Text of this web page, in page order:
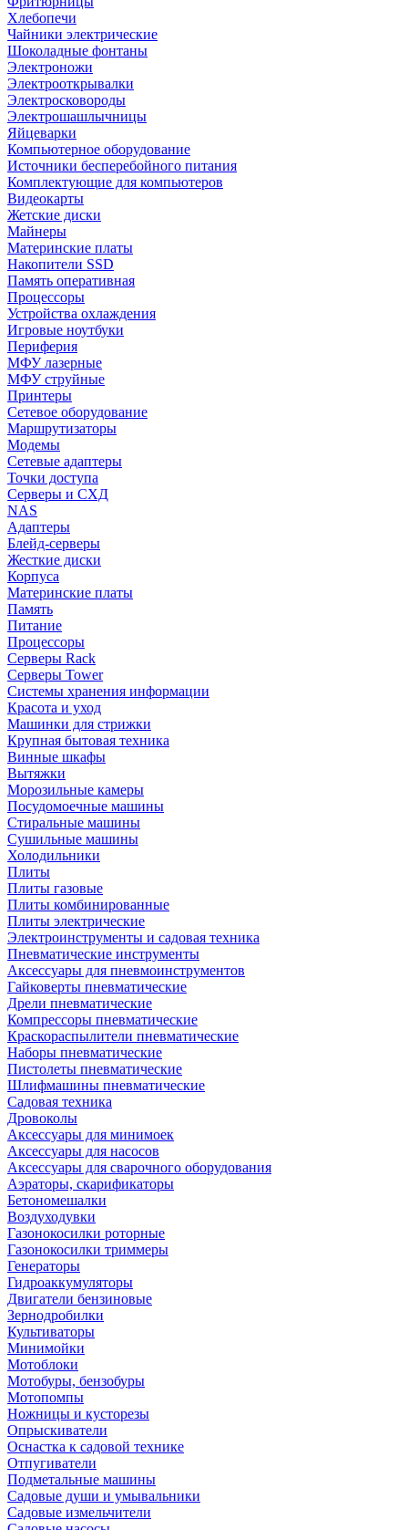
Хлебопечи
Чайники электрические
Шоколадные фонтаны
Электроножи
Электрооткрывалки
Электросковороды
Электрошашлычницы
Яйцеварки
Компьютерное оборудование
Источники бесперебойного питания
Комплектующие для компьютеров
Видеокарты
Жетские диски
Майнеры
Материнские платы
Накопители SSD
Память оперативная
Процессоры
Устройства охлаждения
Игровые ноутбуки
Периферия
МФУ лазерные
МФУ струйные
Принтеры
Сетевое оборудование
Маршрутизаторы
Модемы
Сетевые адаптеры
Точки доступа
Серверы и СХД
NAS
Адаптеры
Блейд-серверы
Жесткие диски
Корпуса
Материнские платы
Память
Питание
Процессоры
Серверы Rack
Серверы Tower
Системы хранения информации
Красота и уход
Машинки для стрижки
Крупная бытовая техника
Винные шкафы
Вытяжки
Морозильные камеры
Посудомоечные машины
Стиральные машины
Сушильные машины
Холодильники
Плиты
Плиты газовые
Плиты комбинированные
Плиты электрические
Электроинструменты и садовая техника
Пневматические инструменты
Аксессуары для пневмоинструментов
Гайковерты пневматические
Дрели пневматические
Компрессоры пневматические
Краскораспылители пневматические
Наборы пневматические
Пистолеты пневматические
Шлифмашины пневматические
Садовая техника
Дровоколы
Аксессуары для минимоек
Аксессуары для насосов
Аксессуары для сварочного оборудования
Аэраторы, скарификаторы
Бетономешалки
Воздуходувки
Газонокосилки роторные
Газонокосилки триммеры
Генераторы
Гидроаккумуляторы
Двигатели бензиновые
Зернодробилки
Культиваторы
Минимойки
Мотоблоки
Мотобуры, бензобуры
Мотопомпы
Ножницы и кусторезы
Опрыскиватели
Оснастка к садовой технике
Отпугиватели
Подметальные машины
Садовые души и умывальники
Садовые измельчители